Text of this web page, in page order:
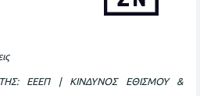
ΕΕΕΠ | ΚΙΝΔΥΝΟΣ ΕΘΙΣΜΟΥ &